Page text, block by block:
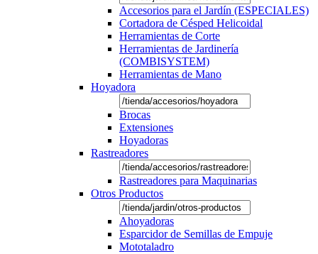
Accesorios para el Jardín (ESPECIALES)
Cortadora de Césped Helicoidal
Herramientas de Corte
Herramientas de Jardinería
(COMBISYSTEM)
Herramientas de Mano
Hoyadora
Brocas
Extensiones
Hoyadoras
Rastreadores
Rastreadores para Maquinarias
Otros Productos
Ahoyadoras
Esparcidor de Semillas de Empuje
Mototaladro